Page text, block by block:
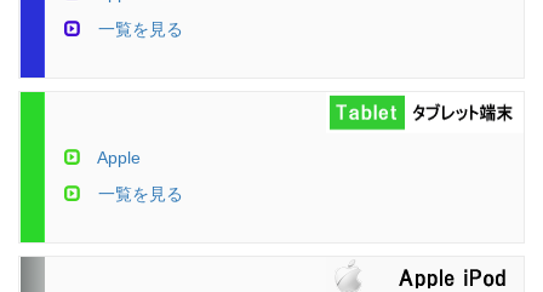
一覧を見る
Apple
一覧を見る